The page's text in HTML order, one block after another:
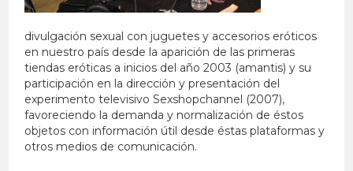
divulgación sexual con juguetes y accesorios eróticos
en nuestro país desde la aparición de las primeras
tiendas eróticas a inicios del año 2003 (amantis) y su
participación en la dirección y presentación del
experimento televisivo Sexshopchannel (2007),
favoreciendo la demanda y normalización de éstos
objetos con información útil desde éstas plataformas y
otros medios de comunicación.